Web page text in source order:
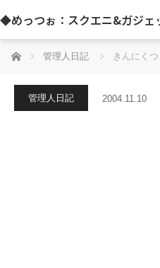
◆めっつぉ：スクエニ&ガジェ
ホーム 管理人日記 きんにくつ
管理人日記 2004.11.10